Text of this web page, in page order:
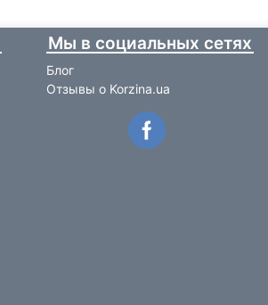
Мы в социальных сетях
Блог
Отзывы о Korzina.ua